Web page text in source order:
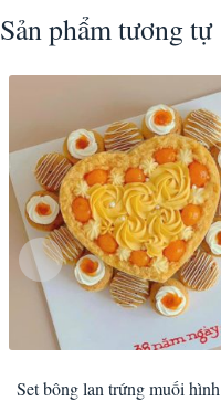
Sản phẩm tương tự
Set bông lan trứng muối